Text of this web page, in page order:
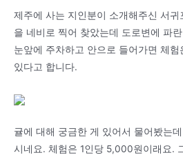
제주에 사는 지인분이 소개해주신 서귀
을 네비로 찍어 찾았는데 도로변에 파
눈앞에 주차하고 안으로 들어가면 체
있다고 합니다.
귤에 대해 궁금한 게 있어서 물어봤는
시네요. 체험은 1인당 5,000원이래요.